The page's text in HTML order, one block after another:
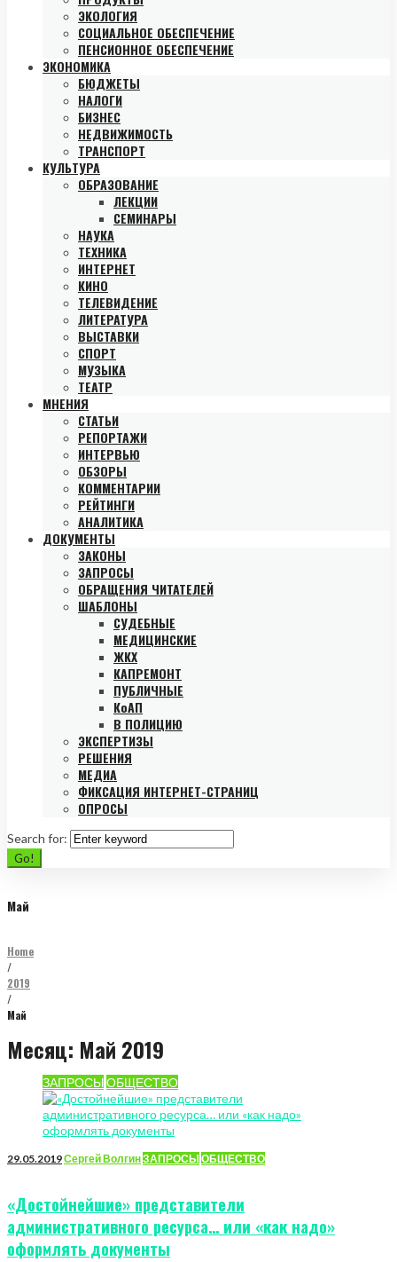
ЭКОЛОГИЯ
СОЦИАЛЬНОЕ ОБЕСПЕЧЕНИЕ
ПЕНСИОННОЕ ОБЕСПЕЧЕНИЕ
ЭКОНОМИКА
БЮДЖЕТЫ
НАЛОГИ
БИЗНЕС
НЕДВИЖИМОСТЬ
ТРАНСПОРТ
КУЛЬТУРА
ОБРАЗОВАНИЕ
ЛЕКЦИИ
СЕМИНАРЫ
НАУКА
ТЕХНИКА
ИНТЕРНЕТ
КИНО
ТЕЛЕВИДЕНИЕ
ЛИТЕРАТУРА
ВЫСТАВКИ
СПОРТ
МУЗЫКА
ТЕАТР
МНЕНИЯ
СТАТЬИ
РЕПОРТАЖИ
ИНТЕРВЬЮ
ОБЗОРЫ
КОММЕНТАРИИ
РЕЙТИНГИ
АНАЛИТИКА
ДОКУМЕНТЫ
ЗАКОНЫ
ЗАПРОСЫ
ОБРАЩЕНИЯ ЧИТАТЕЛЕЙ
ШАБЛОНЫ
СУДЕБНЫЕ
МЕДИЦИНСКИЕ
ЖКХ
КАПРЕМОНТ
ПУБЛИЧНЫЕ
КоАП
В ПОЛИЦИЮ
ЭКСПЕРТИЗЫ
РЕШЕНИЯ
МЕДИА
ФИКСАЦИЯ ИНТЕРНЕТ-СТРАНИЦ
ОПРОСЫ
Search for:
Go!
Май
Home
/
2019
/
Май
Месяц: Май 2019
ЗАПРОСЫОБЩЕСТВО
29.05.2019Сергей ВолгинЗАПРОСЫ ОБЩЕСТВО
«Достойнейшие» представители
административного ресурса… или «как надо»
оформлять документы